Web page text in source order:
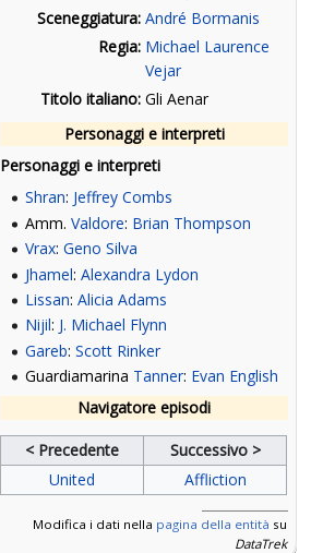
Sceneggiatura: André Bormanis
Regia: Michael Laurence
Vejar
Titolo italiano: Gli Aenar
Personaggi e interpreti
Personaggi e interpreti
Shran: Jeffrey Combs
Amm. Valdore: Brian Thompson
Vrax: Geno Silva
Jhamel: Alexandra Lydon
Lissan: Alicia Adams
Nijil: J. Michael Flynn
Gareb: Scott Rinker
Guardiamarina Tanner: Evan English
Navigatore episodi
< Precedente
Successivo >
United
Affliction
Modifica i dati nella pagina della entità su
DataTrek